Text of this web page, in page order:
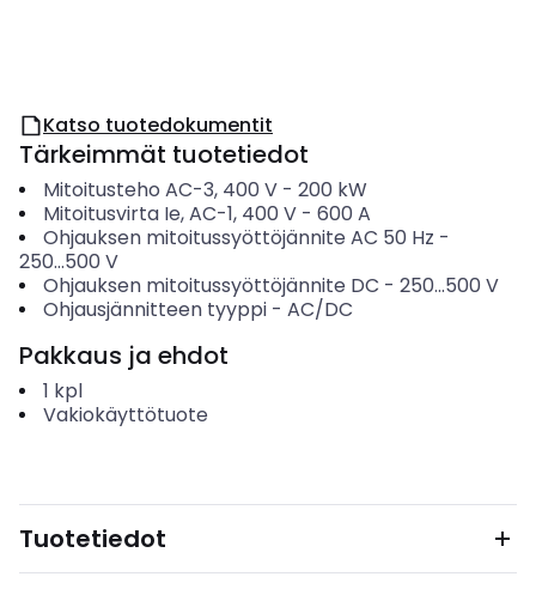
Katso tuotedokumentit
Tärkeimmät tuotetiedot
Mitoitusteho AC-3, 400 V- 200 kW
Mitoitusvirta Ie, AC-1, 400 V- 600 A
Ohjauksen mitoitussyöttöjännite AC 50 Hz -
250...500 V
Ohjauksen mitoitussyöttöjännite DC - 250...500 V
Ohjausjännitteen tyyppi- AC/DC
Pakkaus ja ehdot
1 kpl
Vakiokäyttötuote
Tuotetiedot